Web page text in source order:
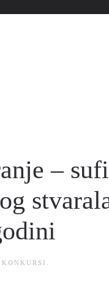
–
KONKURSI